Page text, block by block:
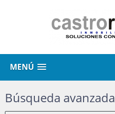
MENÚ
Búsqueda avanzada